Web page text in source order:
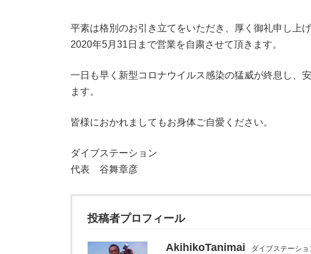
新
時
平素は格別のお引き立てをいただき、厚く御礼申し上
2020年5月31日まで営業を自粛させて頂きます。
一日も早く新型コロナウイルス感染の猛威が終息し、
ます。
皆様におかれましてもお身体ご自愛ください。
ダイブステーション
代表 谷舞章彦
投稿者プロフィール
AkihikoTanimai ダイブステーショ